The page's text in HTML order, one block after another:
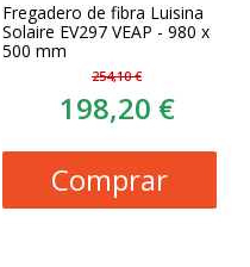
Fregadero de fibra Luisina
Solaire EV297 VEAP - 980 x
500 mm
254,10 €
198,20 €
Comprar